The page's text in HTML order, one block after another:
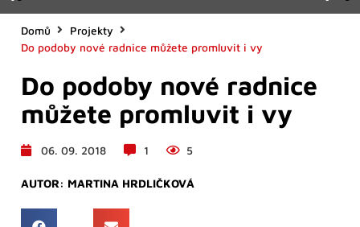
Domů
Projekty
Do podoby nové radnice můžete promluvit i vy
Do podoby nové radnice
můžete promluvit i vy
06. 09. 2018 1 5
AUTOR: MARTINA HRDLIČKOVÁ